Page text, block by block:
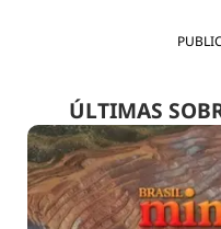
ÚLTIMAS